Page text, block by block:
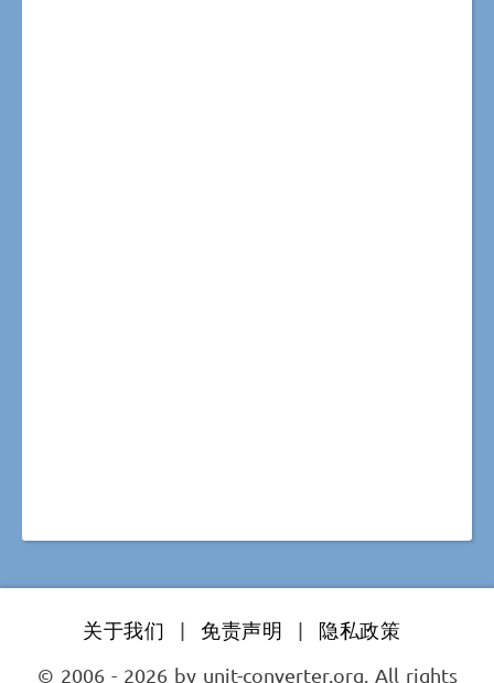
关于我们 | 免责声明 |
隐私政策
© 2006 - 2026 by unit-converter.org. All rights